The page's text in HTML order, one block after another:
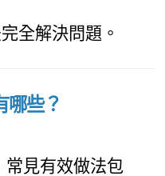
全解決問題。
哪些？
常見有效做法包